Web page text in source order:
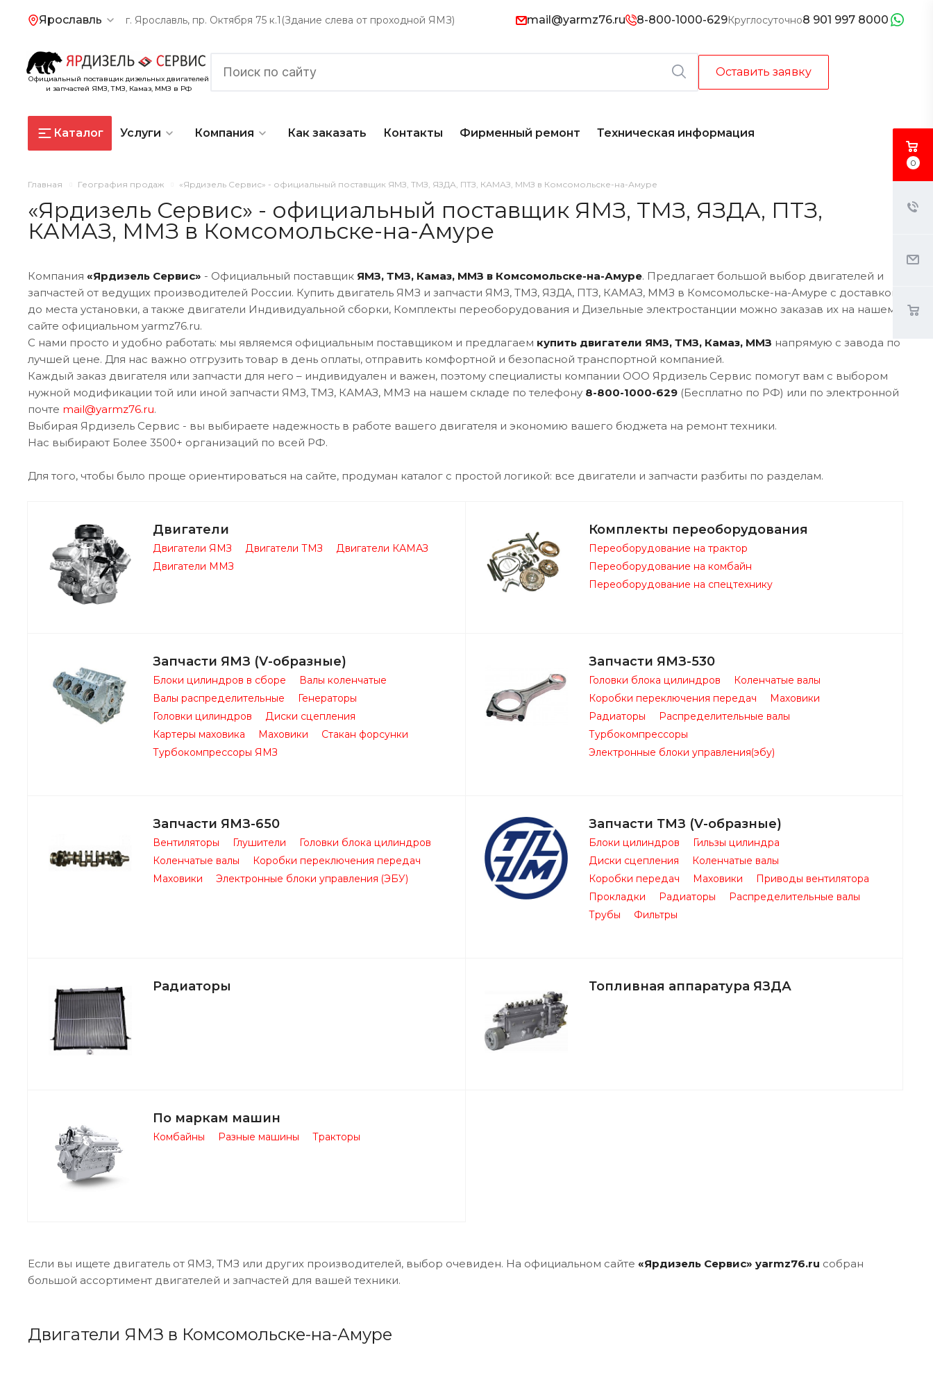
Ярославль г. Ярославль, пр. Октября 75 к.1(Здание слева от проходной ЯМЗ) mail@yarmz76.ru 8-800-1000-629Круглосуточно8 901 997 8000
Официальный поставщик дизельных двигателей
и запчастей ЯМЗ, ТМЗ, Камаз, ММЗ в РФ
Оставить заявку
Каталог Услуги Компания Как заказать Контакты Фирменный ремонт Техническая информация
Главная География продаж «Ярдизель Сервис» - официальный поставщик ЯМЗ, ТМЗ, ЯЗДА, ПТЗ, КАМАЗ, ММЗ в Комсомольске-на-Амуре
«Ярдизель Сервис» - официальный поставщик ЯМЗ, ТМЗ, ЯЗДА, ПТЗ,
КАМАЗ, ММЗ в Комсомольске-на-Амуре
Компания «Ярдизель Сервис» - Официальный поставщик ЯМЗ, ТМЗ, Камаз, ММЗ в Комсомольске-на-Амуре. Предлагает большой выбор двигателей и
запчастей от ведущих производителей России. Купить двигатель ЯМЗ и запчасти ЯМЗ, ТМЗ, ЯЗДА, ПТЗ, КАМАЗ, ММЗ в Комсомольске-на-Амуре с доставкой
до места установки, а также двигатели Индивидуальной сборки, Комплекты переоборудования и Дизельные электростанции можно заказав их на нашем
сайте официальном yarmz76.ru.
С нами просто и удобно работать: мы являемся официальным поставщиком и предлагаем купить двигатели ЯМЗ, ТМЗ, Камаз, ММЗ напрямую с завода по
лучшей цене. Для нас важно отгрузить товар в день оплаты, отправить комфортной и безопасной транспортной компанией.
Каждый заказ двигателя или запчасти для него – индивидуален и важен, поэтому специалисты компании ООО Ярдизель Сервис помогут вам с выбором
нужной модификации той или иной запчасти ЯМЗ, ТМЗ, КАМАЗ, ММЗ на нашем складе по телефону 8-800-1000-629 (Бесплатно по РФ) или по электронной
почте mail@yarmz76.ru.
Выбирая Ярдизель Сервис - вы выбираете надежность в работе вашего двигателя и экономию вашего бюджета на ремонт техники.
Нас выбирают Более 3500+ организаций по всей РФ.
Для того, чтобы было проще ориентироваться на сайте, продуман каталог с простой логикой: все двигатели и запчасти разбиты по разделам.
Двигатели
Двигатели ЯМЗ Двигатели ТМЗ
Двигатели КАМАЗ
Двигатели ММЗ
Комплекты переоборудования
Переоборудование на трактор
Переоборудование на комбайн
Переоборудование на спецтехнику
Запчасти ЯМЗ (V-образные)
Блоки цилиндров в сборе
Валы коленчатые
Валы распределительные
Генераторы
Головки цилиндров
Диски сцепления
Картеры маховика
Маховики
Стакан форсунки
Турбокомпрессоры ЯМЗ
Запчасти ЯМЗ-530
Головки блока цилиндров
Коленчатые валы
Коробки переключения передач
Маховики
Радиаторы
Распределительные валы
Турбокомпрессоры
Электронные блоки управления(эбу)
Запчасти ЯМЗ-650
Вентиляторы Глушители
Головки блока цилиндров
Коленчатые валы
Коробки переключения передач
Маховики
Электронные блоки управления (ЭБУ)
Запчасти ТМЗ (V-образные)
Блоки цилиндров
Гильзы цилиндра
Диски сцепления
Коленчатые валы
Коробки передач
Маховики
Приводы вентилятора
Прокладки
Радиаторы
Распределительные валы
Трубы
Фильтры
Радиаторы Топливная аппаратура ЯЗДА
По маркам машин
Комбайны Разные машины Тракторы
Если вы ищете двигатель от ЯМЗ, ТМЗ или других производителей, выбор очевиден. На официальном сайте «Ярдизель Сервис» yarmz76.ru собран
большой ассортимент двигателей и запчастей для вашей техники.
Двигатели ЯМЗ в Комсомольске-на-Амуре
0